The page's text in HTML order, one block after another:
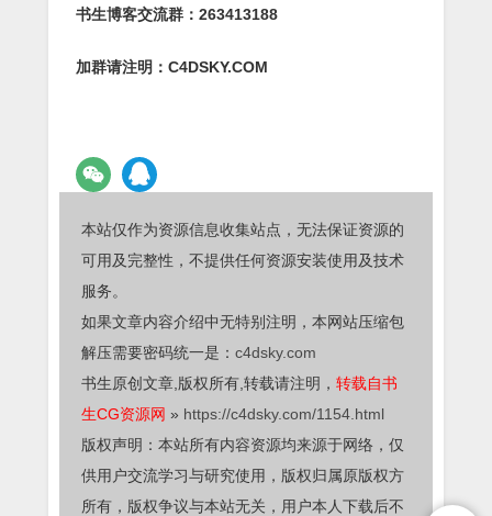
书生博客交流群：263413188
加群请注明：C4DSKY.COM
本站仅作为资源信息收集站点，无法保证资源的
可用及完整性，不提供任何资源安装使用及技术
服务。
如果文章内容介绍中无特别注明，本网站压缩包
解压需要密码统一是： c4dsky.com
书生原创文章,版权所有,转载请注明， 转载自书
生CG资源网 » https://c4dsky.com/1154.html
版权声明：本站所有内容资源均来源于网络，仅
供用户交流学习与研究使用，版权归属原版权方
所有，版权争议与本站无关，用户本人下载后不